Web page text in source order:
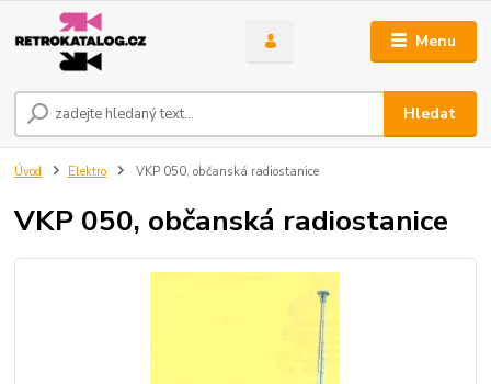
Menu
Hledat
Úvod Elektro VKP 050, občanská radiostanice
VKP 050, občanská radiostanice